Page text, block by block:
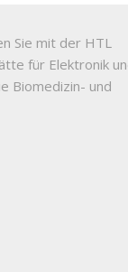
Sie mit der HTL
für Elektronik
Biomedizin- und